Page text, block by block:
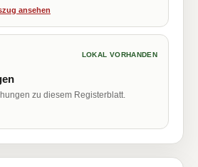
ansehen
LOKAL VORHANDEN
zu diesem Registerblatt.